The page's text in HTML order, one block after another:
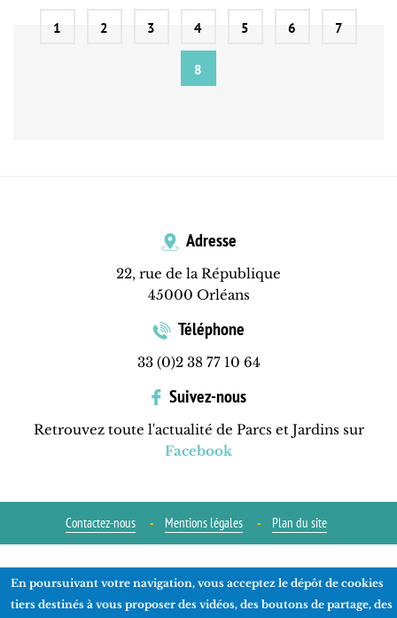
1 2 3 4 5 6 7
8
Adresse
22, rue de la République
45000 Orléans
Téléphone
33 (0)2 38 77 10 64
Suivez-nous
Retrouvez toute l'actualité de Parcs et Jardins sur
Facebook
Contactez-nous Mentions légales Plan du site
Réalisationads-COM
En poursuivant votre navigation, vous acceptez le dépôt de cookies
tiers destinés à vous proposer des vidéos, des boutons de partage, des